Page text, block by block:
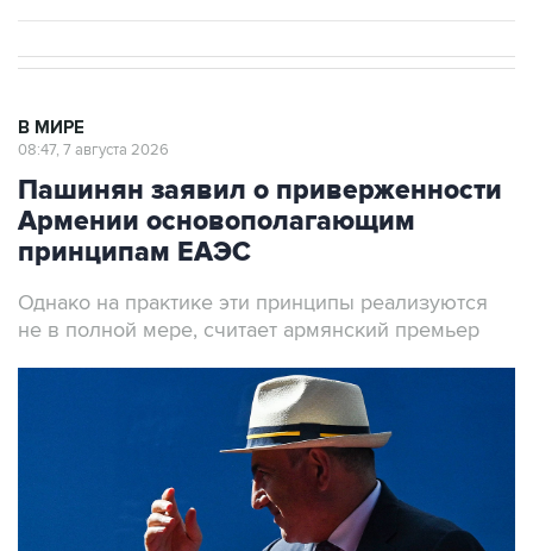
В МИРЕ
08:47, 7 августа 2026
Пашинян заявил о приверженности
Армении основополагающим
принципам ЕАЭС
Однако на практике эти принципы реализуются
не в полной мере, считает армянский премьер